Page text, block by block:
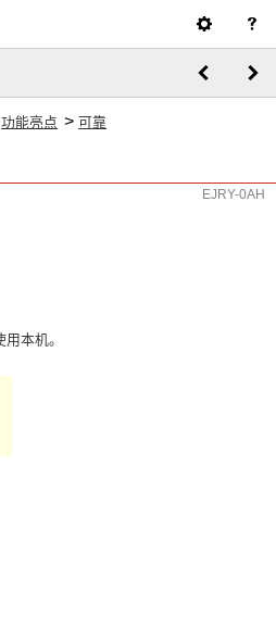
功能亮点 > 可靠
EJRY-0AH
本机。